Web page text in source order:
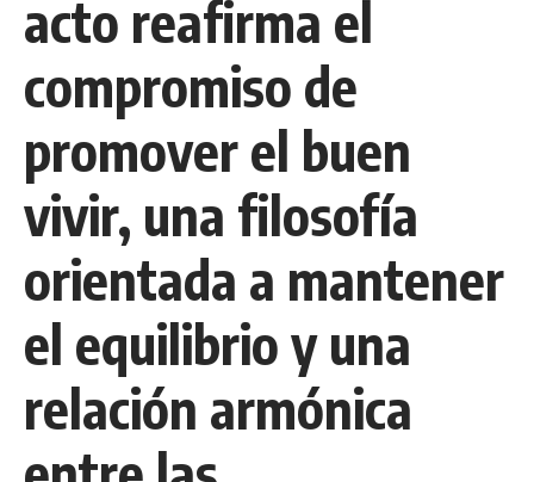
acto reafirma el
compromiso de
promover el buen
vivir, una filosofía
orientada a mantener
el equilibrio y una
relación armónica